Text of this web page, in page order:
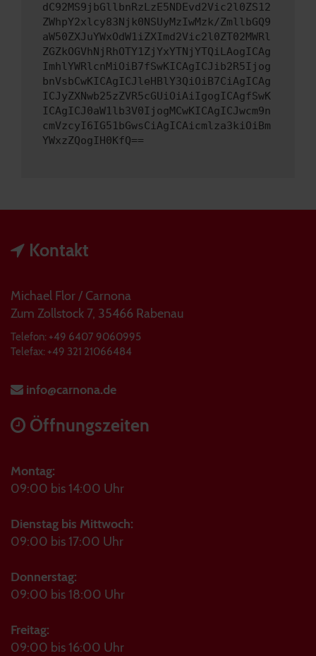
dC92MS9jbGllbnRzLzE5NDEvd2Vic2l0ZS12
ZWhpY2xlcy83Njk0NSUyMzIwMzk/ZmllbGQ9
aW50ZXJuYWxOdW1iZXImd2Vic2l0ZT02MWRl
ZGZkOGVhNjRhOTY1ZjYxYTNjYTQiLAogICAg
ImhlYWRlcnMiOiB7fSwKICAgICJib2R5Ijog
bnVsbCwKICAgICJleHBlY3QiOiB7CiAgICAg
ICJyZXNwb25zZVR5cGUiOiAiIgogICAgfSwK
ICAgICJ0aW1lb3V0IjogMCwKICAgICJwcm9n
cmVzcyI6IG51bGwsCiAgICAicmlza3kiOiBm
YWxzZQogIH0KfQ==
Kontakt
Michael Flor / Carnona
Zum Zollstock 7, 35466 Rabenau
Telefon: +49 6407 9060995
Telefax: +49 321 21066484
info@carnona.de
Öffnungszeiten
Montag:
09:00 bis 14:00 Uhr
Dienstag bis Mittwoch:
09:00 bis 17:00 Uhr
Donnerstag:
09:00 bis 18:00 Uhr
Freitag:
09:00 bis 16:00 Uhr